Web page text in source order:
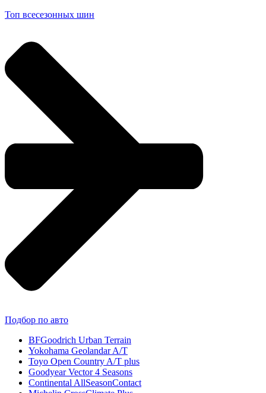
Топ всесезонных шин
Подбор по авто
BFGoodrich Urban Terrain
Yokohama Geolandar A/T
Toyo Open Country A/T plus
Goodyear Vector 4 Seasons
Continental AllSeasonContact